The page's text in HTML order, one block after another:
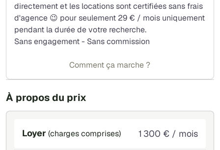
Les commodités
5 mn à pieds des transports en commun, Etablissements
scolaires, crèche et garderie, médiathèque, cinéma, 2
Bassins aquatiques, 2 salles de sport: keep cool et
Producteurs locaux, commerces bio, marché le mercredi
et samedi matin).
Environnement
Très proche du centre ville et au calme. Accès à un bois
immédiat.
Les + de cette location : Stationnement devant la maison
À propos du prix
Loyer (charges comprises) 1 300 € / mois
directement et les locations sont certifiées sans frais
d'agence 😉 pour seulement 29 € / mois uniquement
pendant la durée de votre recherche.
Sans engagement - Sans commission
Comment ça marche ?